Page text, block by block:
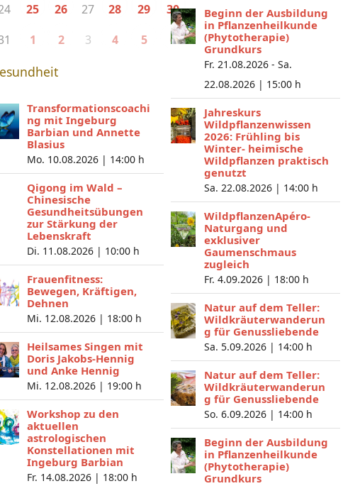
25 26 27 28 29
30
1 2 3 4 5 6
Transformationscoachi
ng mit Ingeburg
Barbian und Annette
Blasius
Mo. 10.08.2026 | 14:00 h
Qigong im Wald –
Chinesische
Gesundheitsübungen
zur Stärkung der
Lebenskraft
Di. 11.08.2026 | 10:00 h
Frauenfitness:
Bewegen, Kräftigen,
Dehnen
Mi. 12.08.2026 | 18:00 h
Heilsames Singen mit
Doris Jakobs-Hennig
und Anke Hennig
Mi. 12.08.2026 | 19:00 h
Workshop zu den
aktuellen
astrologischen
Konstellationen mit
Ingeburg Barbian
Fr. 14.08.2026 | 18:00 h
Beginn der Ausbildung
in Pflanzenheilkunde
(Phytotherapie)
Grundkurs
Fr. 21.08.2026 - Sa.
22.08.2026 | 15:00 h
Jahreskurs
Wildpflanzenwissen
2026: Frühling bis
Winter- heimische
Wildpflanzen praktisch
genutzt
Sa. 22.08.2026 | 14:00 h
WildpflanzenApéro-
Naturgang und
exklusiver
Gaumenschmaus
zugleich
Fr. 4.09.2026 | 18:00 h
Natur auf dem Teller:
Wildkräuterwanderun
g für Genussliebende
Sa. 5.09.2026 | 14:00 h
Natur auf dem Teller:
Wildkräuterwanderun
g für Genussliebende
So. 6.09.2026 | 14:00 h
Beginn der Ausbildung
in Pflanzenheilkunde
(Phytotherapie)
Grundkurs